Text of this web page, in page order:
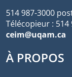
514 987-3000
Télécopieur : 514
ceim@uqam.ca
À PROPOS